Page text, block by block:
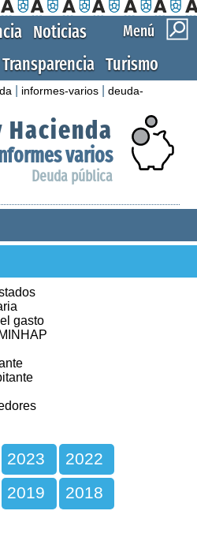
Menú
Noticias
Transparencia Turismo
informes-varios |deuda-
Hacienda
varios
Deuda pública
gasto
2023
2022
2019
2018